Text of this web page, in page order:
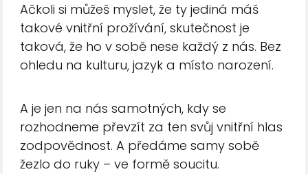
Ačkoli si můžeš myslet, že ty jediná máš
takové vnitřní prožívání, skutečnost je
taková, že ho v sobě nese každý z nás. Bez
ohledu na kulturu, jazyk a místo narození.
A je jen na nás samotných, kdy se
rozhodneme převzít za ten svůj vnitřní hlas
zodpovědnost. A předáme samy sobě
žezlo do ruky – ve formě soucitu.